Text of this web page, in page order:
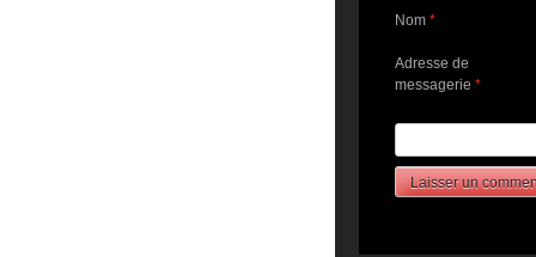
Nom *
Adresse de
messagerie *